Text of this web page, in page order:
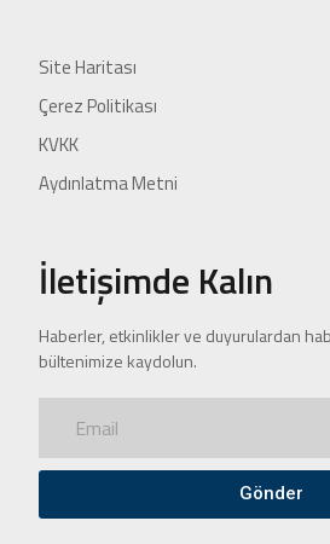
Site Haritası
Çerez Politikası
KVKK
Aydınlatma Metni
İletişimde Kalın
Haberler, etkinlikler ve duyurulardan
bültenimize kaydolun.
Gönder